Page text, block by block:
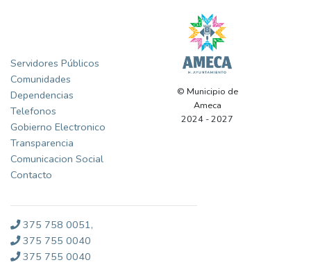
Servidores Públicos
Comunidades
Dependencias
Telefonos
Gobierno Electronico
Transparencia
Comunicacion Social
Contacto
© Municipio de
Ameca
2024 - 2027
375 758 0051,
375 755 0040
375 755 0040